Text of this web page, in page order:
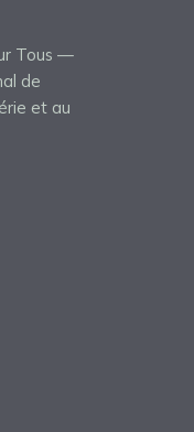
Tous —
de
et au